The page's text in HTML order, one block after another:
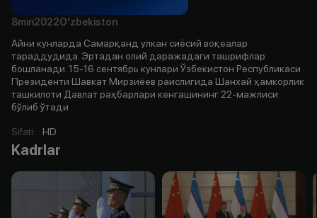
8min2022O'zbekiston
Айни кунларда Самарқанд улкан сиёсий воқеалар
тараддудида. Эртадан олий даражадаги ташрифлар
бошланади. 15-16 сентябрь кунлари Ўзбекистон Республикаси
Президенти Шавкат Мирзиёев раислигида Шанхай ҳамкорлик
ташкилоти Давлат раҳбарлари кенгашининг 22-мажлиси
бўлиб ўтади
Sifati: HD
Kadrlar